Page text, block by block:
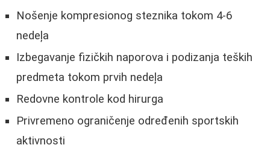
Nošenje kompresionog steznika tokom 4-6
nedeļa
Izbegavanje fizičkih naporova i podizanja teških
predmeta tokom prvih nedeļa
Redovne kontrole kod hirurga
Privremeno ograničenje određenih sportskih
aktivnosti